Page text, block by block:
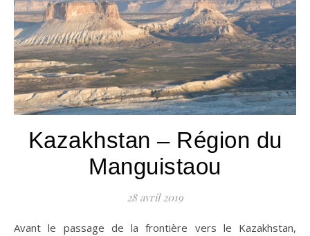
Kazakhstan – Région du
Manguistaou
28 avril 2019
Avant le passage de la frontière vers le Kazakhstan,